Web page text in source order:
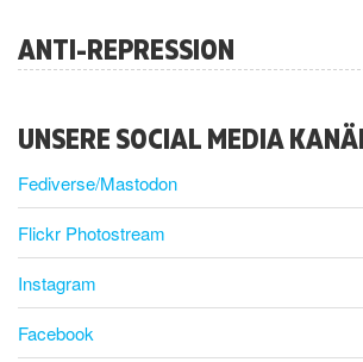
ANTI-REPRESSION
UNSERE SOCIAL MEDIA
Fediverse/Mastodon
Flickr Photostream
Instagram
Facebook